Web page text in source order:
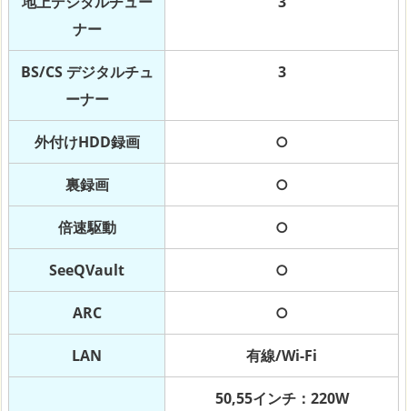
ナー
BS/CS デジタルチュ
ーナー
3
外付けHDD録画 ○
裏録画 ○
倍速駆動 ○
SeeQVault ○
ARC ○
LAN 有線/Wi-Fi
50,55インチ：220W